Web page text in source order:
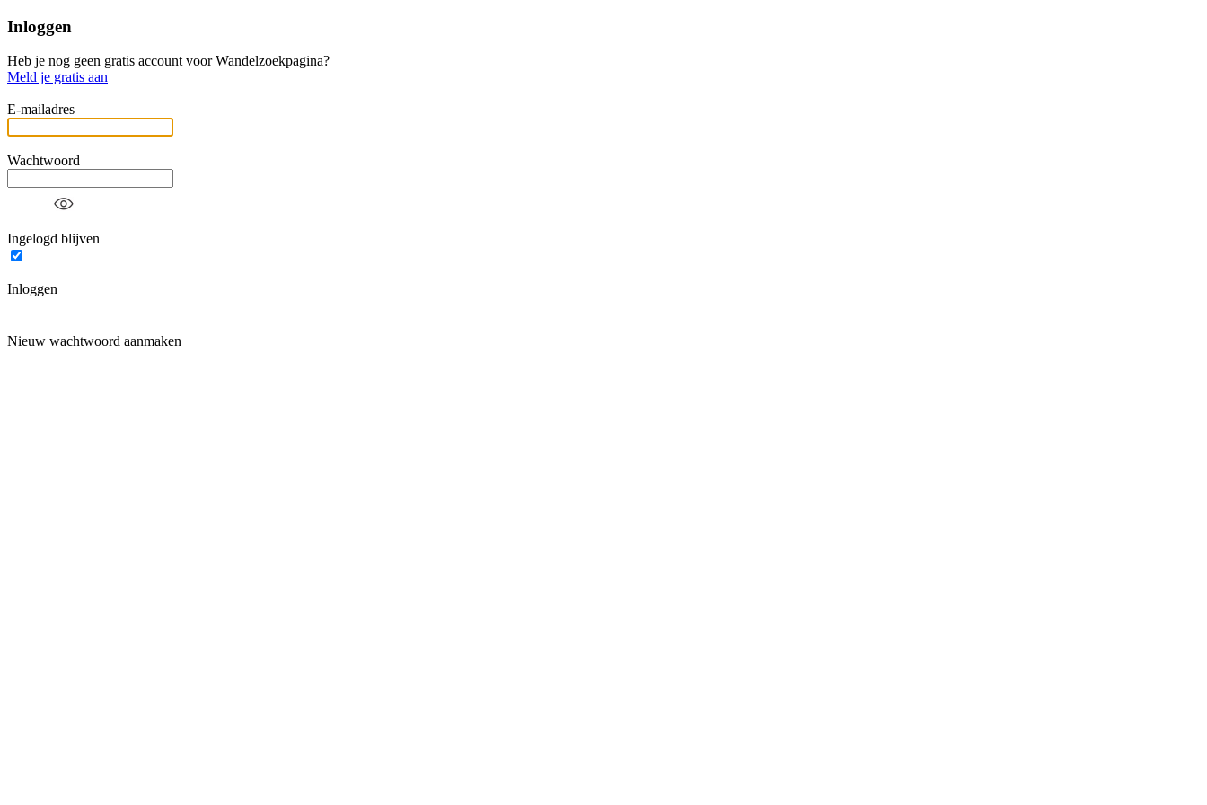
Inloggen
Heb je nog geen gratis account voor Wandelzoekpagina?
Meld je gratis aan
E-mailadres
Wachtwoord
Ingelogd blijven
Inloggen
Nieuw wachtwoord aanmaken